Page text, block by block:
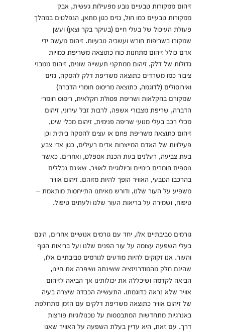
זיהום ממקורות טבעיים נובע מפעילות געשית, אבק
ממקורות טבעיים כמו חול, גזים כגון מתאן, הנפלטים במהלך
פעולת העיכול של בעלי חיים (בעיקר בקר וצאן) ועשן
שמקורו בשריפות חורש ועשביה טבעיות. זיהום מעשה ידי
אדם כולל זיהום מתחנות כוח כתוצאה משריפת כמויות
גדולות של דלק, זיהום ממתקני תעשייה שונים, זיהום ממבני
ציבור כמו משרדים כתוצאה משריפת דלק להסקה, גזים
ואירוסולים (לדוגמה, כתוצאה מריסוס חומרי הדברה)
שמקורם בחקלאות ושריפת פסולת חקלאית, ריסוס חומרי
הדברה, שריפת מצבורי אשפה, לרבות זבל עירוני, זיהום
מכלי רכב בעלי מנועי שריפה פנימית, זיהום מכלי שיט,
זיהום כתוצאה משריפת פחם או עצים להסקה ביתית וכן
פעילויות של האדם המייצרות אדים רעילים, כגון אדי צבע
בעת צביעה, רעלנים בעת הכנת אספלט, ואחרים. כאשר
נוספים חומרים כימיים וביולוגיים לאוויר, שאינם נכללים
בהרכבו הטבעי, האוויר הופך להיות מזוהם. זיהום אוויר
משפיע על העור שלנו, ודורש מאיתנו התייחסות מותאמת –
טיפוח, ושמירה על בריאות העור שלנו ולעתים טיפול.
גורמים סביבתיים אלו, יחד עם גורמים אנושיים אחרים, הינם
בעלי השפעה עצומה על עור הפנים שלנו ועל בריאות הגוף
והעור. אנו זקוקים להיות מודעים לגורמים סביבתיים אלו,
שהינם חלק מהמודרניזציה ששינתה ושיפרה את חיינו,
הביאה לקדמה ושיכללה את יכולותינו אך הביאה לזיהום
אוויר שלא נראה כדוגמתו. התעשייה הכבדה שיצרה בעיה
של זיהום אוויר כתוצאה משריפת דלקים עם הזמן מתחלפת
באנרגיות מתחדשות המתבססות על טכנולוגיות פורצות
דרך. עם זאת, היא עדיין בעלת השפעה על האוויר שאנו